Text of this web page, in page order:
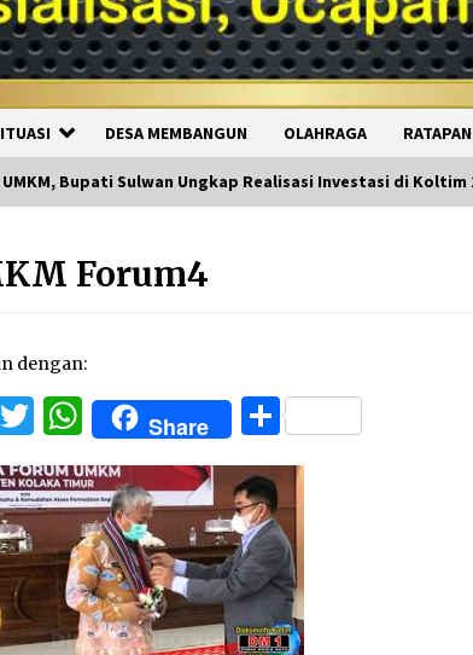
DESA MEMBANGUN OLAHRAGA
Bupati Sulwan Ungkap Realisasi Investasi di Koltim
Forum4
dengan:
Twitter
WhatsApp
Share Share